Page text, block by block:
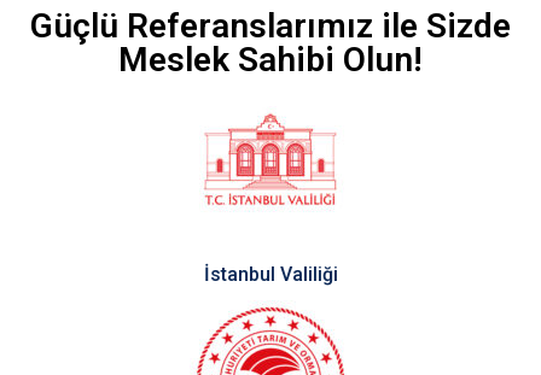
Güçlü Referanslarımız ile Sizde
Meslek Sahibi Olun!
İstanbul Valiliği